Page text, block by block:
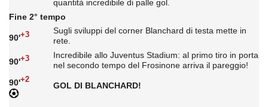
quantità incredibile di palle gol.
Fine 2° tempo
90'+3
Sugli sviluppi del corner Blanchard di testa mette in
rete.
90'+3
Incredibile allo Juventus Stadium: al primo tiro in porta
nel secondo tempo del Frosinone arriva il pareggio!
90'+2
GOL DI BLANCHARD!